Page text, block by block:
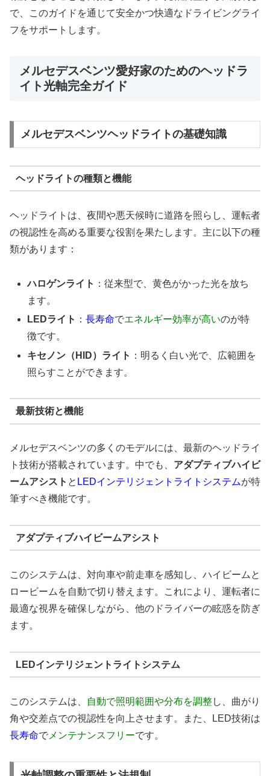
で、このガイドを通じて安全かつ快適なドライビングライ
フをサポートします。
メルセデスベンツ愛好家のためのヘッドラ
イト光軸完全ガイド
メルセデスベンツヘッドライトの基礎知識
ヘッドライトの種類と機能
ヘッドライトは、夜間や悪天候時に道路を照らし、運転者
の視認性を高める重要な役割を果たします。主に以下の種
類があります：
ハロゲンライト ：従来型で、黄色がかった光を放ち
ます。
LEDライト ：長寿命でエネルギー効率が高いのが特
徴です。
キセノン（HID）ライト ：明るく白い光で、広範囲を
照らすことができます。
最新技術と機能
メルセデスベンツの多くのモデルには、最新のヘッドライ
ト技術が搭載されています。中でも、 アダプティブハイビ
ームアシスト と LEDインテリジェントライトシステムが特
筆すべき機能です。
アダプティブハイビームアシスト
このシステムは、対向車や前走車を感知し、ハイビームと
ロービームを自動で切り替えます。これにより、運転者に
最適な視界を確保しながら、他のドライバーの眩惑を防ぎ
ます。
LEDインテリジェントライトシステム
このシステムは、 自動で照明範囲や分布を調整し、曲がり
角や交差点での視認性を向上させます。また、LED技術は
長寿命で メンテナンスフリーです。